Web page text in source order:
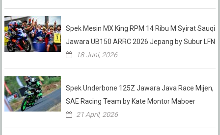
Spek Mesin MX King RPM 14 Ribu M Syirat Sauqi
Jawara UB150 ARRC 2026 Jepang by Subur LFN
18 Juni, 2026
Spek Underbone 125Z Jawara Java Race Mijen,
SAE Racing Team by Kate Montor Maboer
21 April, 2026